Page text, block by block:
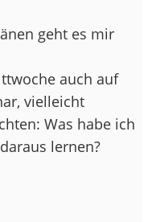
geht es mir
auch auf
vielleicht
Was habe ich
lernen?